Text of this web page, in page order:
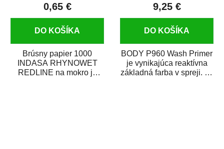
0,65 €
DO KOŠÍKA
Brúsny papier 1000
INDASA RHYNOWET
REDLINE na mokro je
9,25 €
DO KOŠÍKA
BODY P960 Wash Primer
je vynikajúca reaktívna
základná farba v spreji. Je